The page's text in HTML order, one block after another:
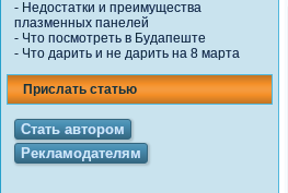
- Недостатки и преимущества
плазменных панелей
- Что посмотреть в Будапеште
- Что дарить и не дарить на 8 марта
Прислать статью
Стать автором
Рекламодателям